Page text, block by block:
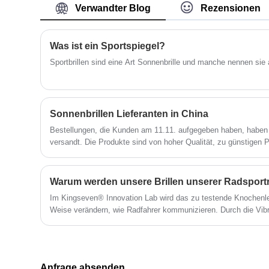
langlebig und widerstandsfähig gegen
tägliche Abnutzung
bequemen, rutschfesten Sitz
- Bügel aus Legierung für
Outdoor-Aktivitäten
gehörte Eigenschaften:
-HD-polarisierte Gläser mit UV 400-
Schutz für den Außenbereich
-Handgefertigter Tempel aus Bubinga-
Holz, leicht und ohne Texturmangel
- Verbundene Nasenpads
Punkte lässt diese Brille schlicht, aber
mit Textur erscheinen
Verwandter Blog Rezensionen
Was ist ein Sportspiegel?
Sportbrillen sind eine Art Sonnenbrille und manche nennen sie
Sonnenbrillen Lieferanten in China
Bestellungen, die Kunden am 11.11. aufgegeben haben,
versandt. Die Produkte sind von hoher Qualität, zu günstigen
Im Kingseven® Innovation Lab wird das zu testende
Weise verändern, wie Radfahrer kommunizieren. Durch die